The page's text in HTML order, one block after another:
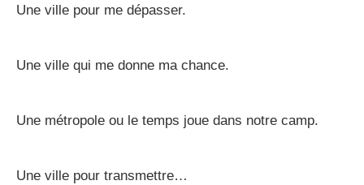
Une ville pour me dépasser.
Une ville qui me donne ma chance.
Une métropole ou le temps joue dans notre camp.
Une ville pour transmettre…